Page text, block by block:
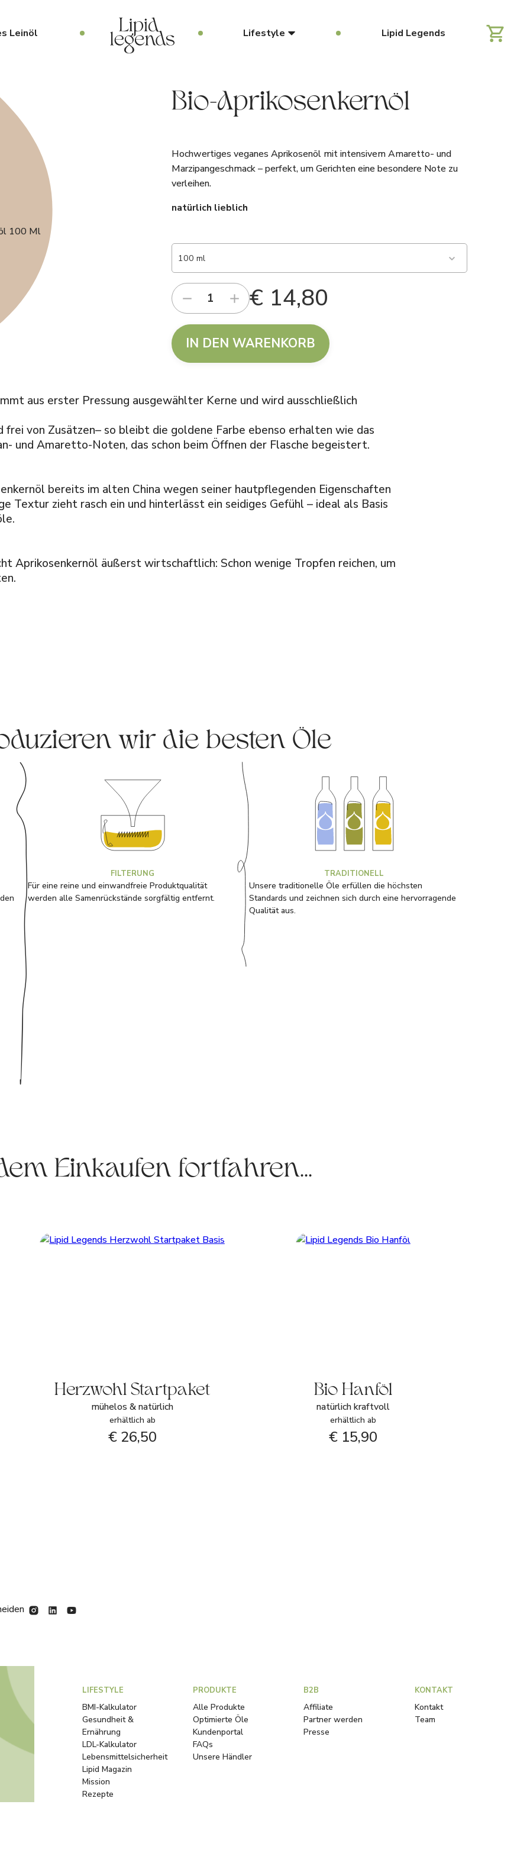
Leinöl Lifestyle Lipid Legends
Bio-Aprikosenkernöl
Hochwertiges veganes Aprikosenöl mit intensivem Amaretto- und
Marzipangeschmack – perfekt, um Gerichten eine besondere Note zu
verleihen.
natürlich lieblich
100 ml
€ 14,80
IN DEN WARENKORB
aus erster Pressung ausgewählter Kerne und wird ausschließlich
frei von Zusätzen– so bleibt die goldene Farbe ebenso erhalten wie das
und Amaretto-Noten, das schon beim Öffnen der Flasche begeistert.
bereits im alten China wegen seiner hautpflegenden Eigenschaften
Textur zieht rasch ein und hinterlässt ein seidiges Gefühl – ideal als Basis
Aprikosenkernöl äußerst wirtschaftlich: Schon wenige Tropfen reichen, um
wir die besten Öle
FILTERUNG
Für eine reine und einwandfreie Produktqualität
werden alle Samenrückstände sorgfältig entfernt.
TRADITIONELL
Unsere traditionelle Öle erfüllen die höchsten
Standards und zeichnen sich durch eine hervorragende
Qualität aus.
Einkaufen fortfahren...
Herzwohl Startpaket
mühelos & natürlich
erhältlich ab
€ 26,50
Bio Hanföl
natürlich kraftvoll
erhältlich ab
€ 15,90
LIFESTYLE
BMI-Kalkulator
Gesundheit &
Ernährung
LDL-Kalkulator
Lebensmittelsicherheit
Lipid Magazin
Mission
Rezepte
PRODUKTE
Alle Produkte
Optimierte Öle
Kundenportal
FAQs
Unsere Händler
B2B
Affiliate
Partner werden
Presse
KONTAKT
Kontakt
Team